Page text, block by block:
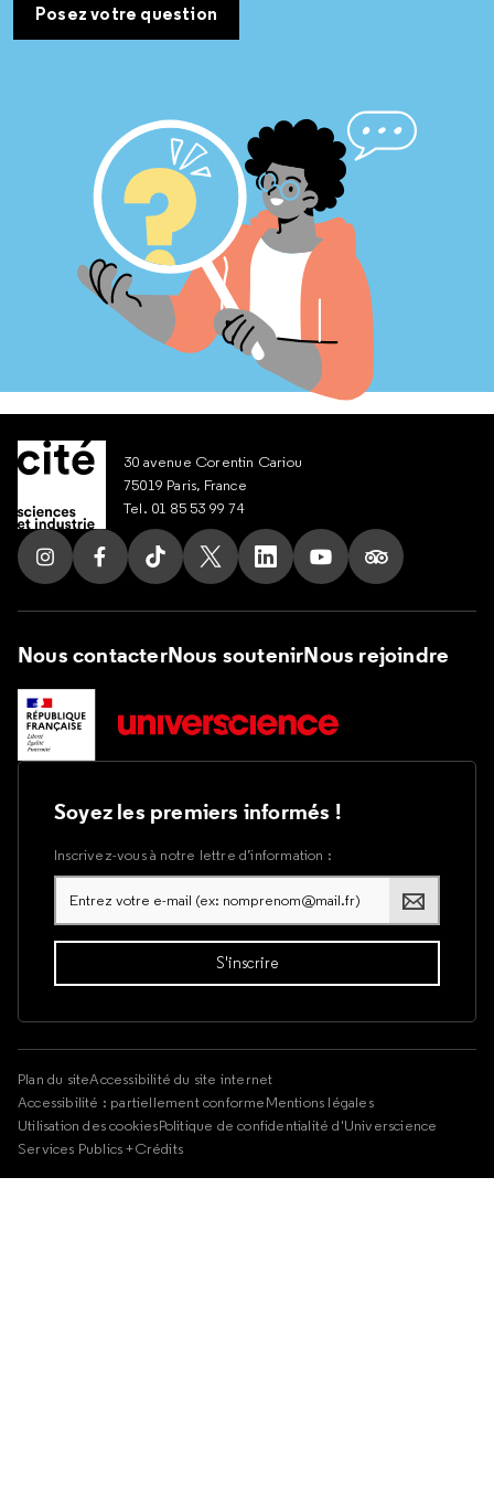
Posez votre question
30 avenue Corentin Cariou
75019 Paris, France
Tel. 01 85 53 99 74
Suivez nous sur Instagram
Suivez nous sur Facebook
Suivez nous sur Tik Tok
Suivez nous sur X
Suivez nous sur LinkedIn
Suivez nous sur
Suivez nous
Nous contacterNous soutenirNous rejoindre
Soyez les premiers informés !
Inscrivez-vous à notre lettre d’information :
Plan du siteAccessibilité du site internet
Accessibilité : partiellement conformeMentions légales
Utilisation des cookiesPolitique de confidentialité d'Universcience
Services Publics +Crédits